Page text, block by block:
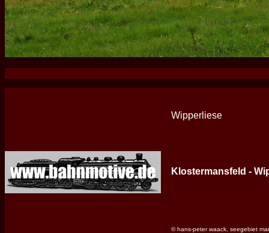
Wipperliese
Klostermansfeld -
© hans-peter waack, seegebiet